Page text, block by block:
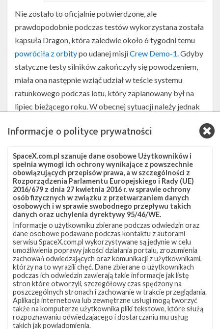
Statek
Dragon
przed
testem
systemu
ewakuacji
z
platformy
w
2015
(Źródło:
NASA)
Nie zostało to oficjalnie potwierdzone, ale
prawdopodobnie podczas testów wykorzystana została
kapsuła Dragon, która zaledwie około 6 tygodni temu
powróciła z orbitypo udanej misjiCrew Demo-1. Gdyby
statyczne testy silników zakończyły się powodzeniem,
miała ona następnie wziąć udział w teście systemu
ratunkowego podczas lotu, który zaplanowany był na
lipiec bieżącego roku. W obecnej sytuacji należy jednak
szczególnie jeśli kapsuła uległa niemal całkowitemu
Awaria systemu ewakuacji Dragona nie jest pierwszą,
jaka dotknęła dostawców usług transportu astronautów
na Międzynarodową Stację Kosmiczną. W lipcu
ubiegłego roku Boeing, czyli druga firma wykonująca
kontrakt w ramach programu komercyjnych lotów
załogowych, również napotkał przeszkody. Statek CST-
100 Starliner używa podobnego systemu ewakuacji do
tego, który stosowany jest w Dragonie. Po zakończeniu
jednego z testów silników w ośrodku testowym w White
Sands w Nowym Meksyku doszło do wycieku
toksycznego paliwa stosowanego w silnikach.
Spowodowało to konieczność wprowadzenia poprawek
w projekcie statku, co z kolei doprowadziło do
Informacje o polityce prywatności
SpaceX.com.pl szanuje dane osobowe Użytkowników i
spełnia wymogi ich ochrony wynikające z powszechnie
obowiązujących przepisów prawa, a w szczególności z
Rozporządzenia Parlamentu Europejskiego i Rady (UE)
2016/679 z dnia 27 kwietnia 2016 r. w sprawie ochrony
osób fizycznych w związku z przetwarzaniem danych
osobowych i w sprawie swobodnego przepływu takich
danych oraz uchylenia dyrektywy 95/46/WE.
Informacje o użytkowniku zbierane podczas odwiedzin oraz
dane osobowe podawane podczas kontaktu z autorami
serwisu SpaceX.com.pl wykorzystywane są jedynie w celu
umożliwienia poprawy jakości działania portalu, zrozumienia
zachowań odwiedzających oraz komunikacji z użytkownikami,
którzy na to wyrazili chęć. Dane zbierane o użytkownikach
podczas ich odwiedzin zawierają takie informacje jak listę
stron które otworzyli, szczegółowy czas spędzony na
poszczególnych stronach i zachowanie w trakcie przeglądania.
Aplikacja internetowa lub zewnętrzne usługi mogą tworzyć
także na komputerze użytkownika pliki tekstowe, które służą
rozpoznawaniu odwiedzajacego i dostarczaniu mu usług
takich jak powiadomienia.